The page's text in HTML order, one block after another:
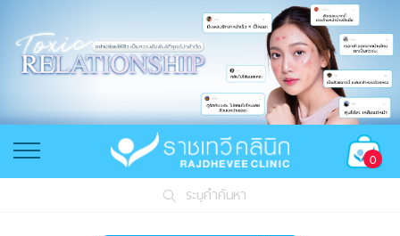
0
ระบุคำค้นหา